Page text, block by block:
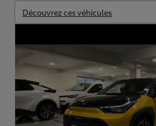
Découvrez ces véhicules